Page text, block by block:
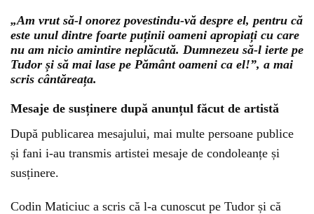
„Am vrut să-l onorez povestindu-vă despre el, pentru că
este unul dintre foarte puținii oameni apropiați cu care
nu am nicio amintire neplăcută. Dumnezeu să-l ierte pe
Tudor și să mai lase pe Pământ oameni ca el!”, a mai
scris cântăreața.
Mesaje de susținere după anunțul făcut de artistă
După publicarea mesajului, mai multe persoane publice
și fani i-au transmis artistei mesaje de condoleanțe și
susținere.
Codin Maticiuc a scris că l-a cunoscut pe Tudor și că